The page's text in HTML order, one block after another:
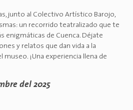
junto al Colectivo Artístico Barojo,
un recorrido teatralizado que te
enigmáticas de Cuenca. Déjate
y relatos que dan vida a la
museo. ¡Una experiencia llena de
del 2025